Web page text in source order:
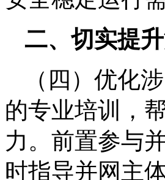
二、切实提
（四）优化
的专业培训，
力。前置参与
时指导并网主